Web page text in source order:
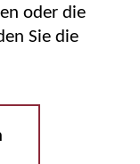
oder die
Sie die